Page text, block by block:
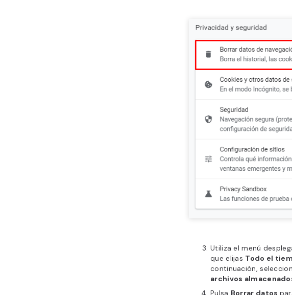
Utiliza el menú
que elijas Todo el
continuación,
archivos
Pulsa Borrar datos